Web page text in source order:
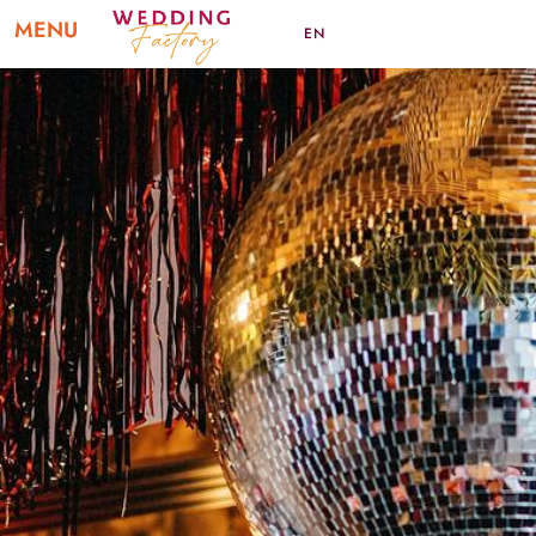
MENU EN